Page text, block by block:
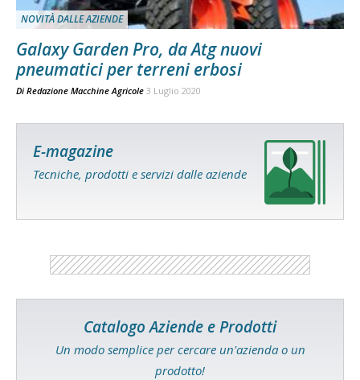
NOVITÀ DALLE AZIENDE
Galaxy Garden Pro, da Atg nuovi
pneumatici per terreni erbosi
Di Redazione Macchine Agricole 3 Luglio 2020
E-magazine
Tecniche, prodotti e servizi dalle aziende
Catalogo Aziende e Prodotti
Un modo semplice per cercare un'azienda o un
prodotto!